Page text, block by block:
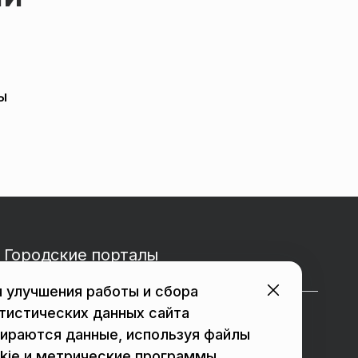
Городские порталы
в Реутове в Балашихе
улучшения работы и сбора
данных сайта
данные, используя файлы